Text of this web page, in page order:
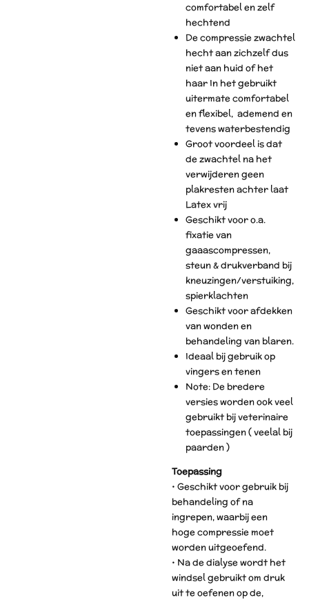
comfortabel en zelf
hechtend
De compressie zwachtel
hecht aan zichzelf dus
niet aan huid of het
haar In het gebruikt
uitermate comfortabel
en flexibel, ademend en
tevens waterbestendig
Groot voordeel is dat
de zwachtel na het
verwijderen geen
plakresten achter laat
Latex vrij
Geschikt voor o.a.
fixatie van
gaaascompressen,
steun & drukverband bij
kneuzingen/verstuiking,
spierklachten
Geschikt voor afdekken
van wonden en
behandeling van blaren.
Ideaal bij gebruik op
vingers en tenen
Note: De bredere
versies worden ook veel
gebruikt bij veterinaire
toepassingen ( veelal bij
paarden )
Toepassing
• Geschikt voor gebruik bij
behandeling of na
ingrepen, waarbij een
hoge compressie moet
worden uitgeoefend.
• Na de dialyse wordt het
windsel gebruikt om druk
uit te oefenen op de,